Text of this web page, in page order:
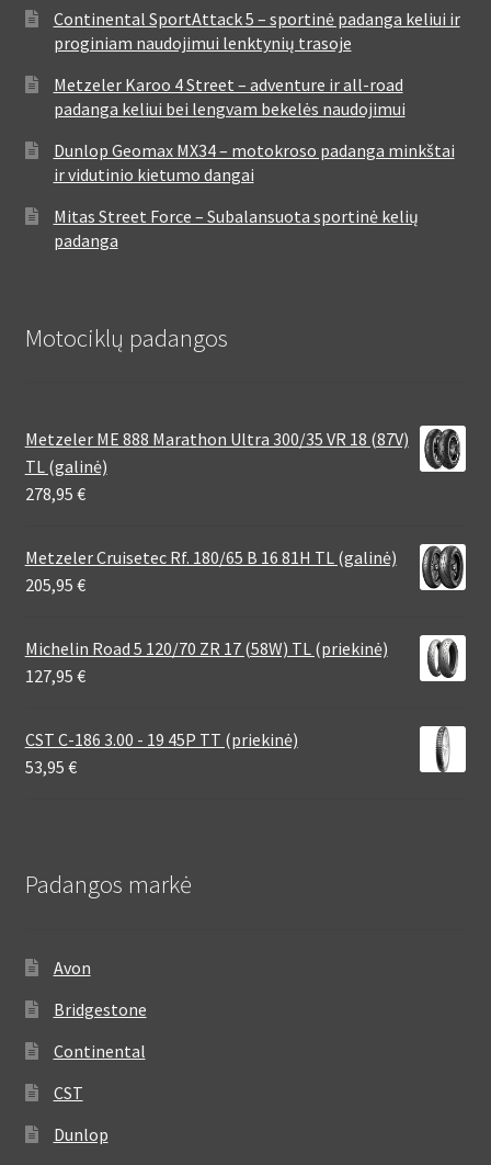
Continental SportAttack 5 – sportinė padanga keliui ir
proginiam naudojimui lenktynių trasoje
Metzeler Karoo 4 Street – adventure ir all-road
padanga keliui bei lengvam bekelės naudojimui
Dunlop Geomax MX34 – motokroso padanga minkštai
ir vidutinio kietumo dangai
Mitas Street Force – Subalansuota sportinė kelių
padanga
Motociklų padangos
Metzeler ME 888 Marathon Ultra 300/35 VR 18 (87V)
TL (galinė)
278,95 €
Metzeler Cruisetec Rf. 180/65 B 16 81H TL (galinė)
205,95 €
Michelin Road 5 120/70 ZR 17 (58W) TL (priekinė)
127,95 €
CST C-186 3.00 - 19 45P TT (priekinė)
53,95 €
Padangos markė
Avon
Bridgestone
Continental
CST
Dunlop